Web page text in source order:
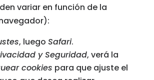
variar en función de la
, luego Safari.
y Seguridad, verá la
cookies para que ajuste el